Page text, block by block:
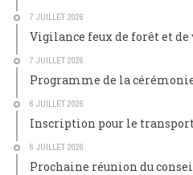
7 JUILLET 2026
Vigilance feux de forêt et de
7 JUILLET 2026
Programme de la
6 JUILLET 2026
Inscription pour le
6 JUILLET 2026
Prochaine réunion du